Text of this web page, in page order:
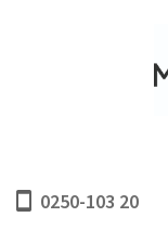
0250-103 20